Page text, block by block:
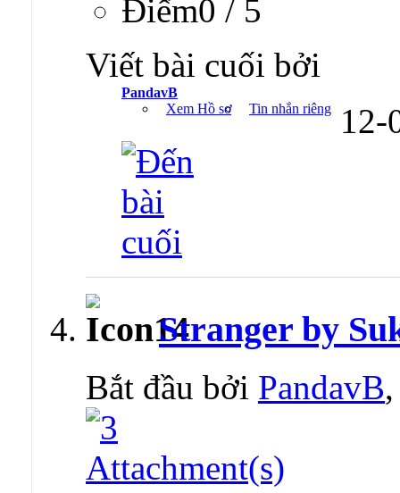
Ðiểm0 / 5
Viết bài cuối bởi
PandavB
Xem Hồ sơ
Tin nhắn riêng
Stranger by
Bắt đầu bởi PandavB